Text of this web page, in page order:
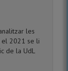
les
el 2021 se li
de la UdL